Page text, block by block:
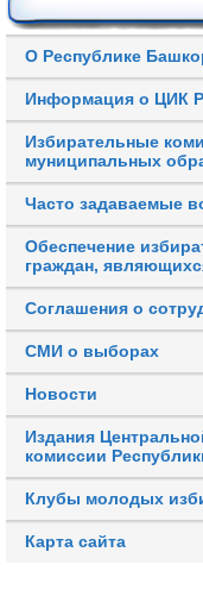
О Республике
Информация о ЦИК
Избирательные
муниципальных
Часто задаваемые
Обеспечение
граждан,
Соглашения о
СМИ о выборах
Новости
Издания
комиссии
Клубы молодых
Карта сайта